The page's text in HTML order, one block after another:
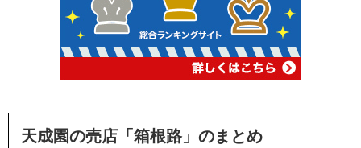
天成園の売店「箱根路」のまとめ